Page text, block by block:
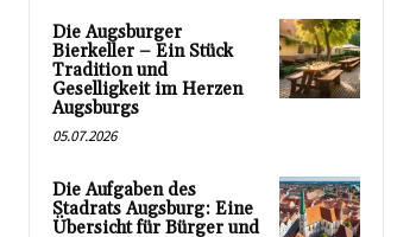
Die Augsburger
Bierkeller – Ein Stück
Tradition und
Geselligkeit im Herzen
Augsburgs
05.07.2026
Die Aufgaben des
Stadrats Augsburg: Eine
Übersicht für Bürger und